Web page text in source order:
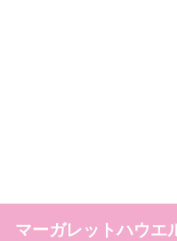
マーガレットハウエ